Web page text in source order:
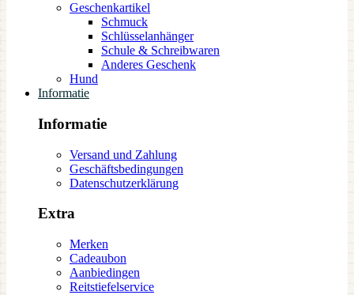
Geschenkartikel
Schmuck
Schlüsselanhänger
Schule & Schreibwaren
Anderes Geschenk
Hund
Informatie
Informatie
Versand und Zahlung
Geschäftsbedingungen
Datenschutzerklärung
Extra
Merken
Cadeaubon
Aanbiedingen
Reitstiefelservice